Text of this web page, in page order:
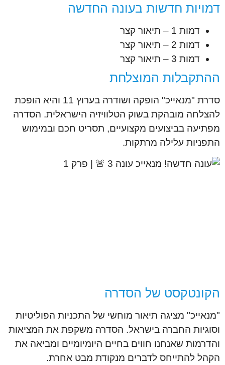
דמויות חדשות בעונה החדשה
דמות 1 – תיאור קצר
דמות 2 – תיאור קצר
דמות 3 – תיאור קצר
ההתקבלות המוצלחת
סדרת "מנאייכ" הופקה ושודרה בערוץ 11 והיא הופכת
להצלחה מובהקת בשוק הטלוויזיה הישראלית. הסדרה
מפתיעה בביצועים מקצועיים, תסריט חכם ובמימוש
התפניות עלילה מרתקות.
הקונטקסט של הסדרה
"מנאייכ" מציגה תיאור מוחשי של התכניות הפוליטיות
וסוגיות החברה בישראל. הסדרה משקפת את המציאות
והדרמות שאנחנו חווים בחיים היומיומיים ומביאה את
הקהל להתייחס לדברים מנקודת מבט אחרת.